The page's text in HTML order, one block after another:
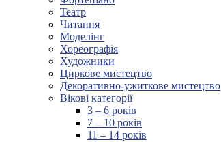
Театр
Читання
Моделінг
Хореографія
Художники
Циркове мистецтво
Декоративно-ужиткове мистецтво
Вікові категорії
3 – 6 років
7 – 10 років
11 – 14 років